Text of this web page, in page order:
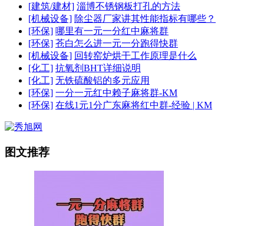
[建筑/建材] 淄博不锈钢板打孔的方法
[机械设备] 除尘器厂家讲其性能指标有哪些？
[环保] 哪里有一元一分红中麻将群
[环保] 苍白怎么进一元一分跑得快群
[机械设备] 回转窑炉烘干工作原理是什么
[化工] 抗氧剂BHT详细说明
[化工] 无铁硫酸铝的多元应用
[环保] 一分一元红中赖子麻将群-KM
[环保] 在线1元1分广东麻将红中群-经验 | KM
图文推荐